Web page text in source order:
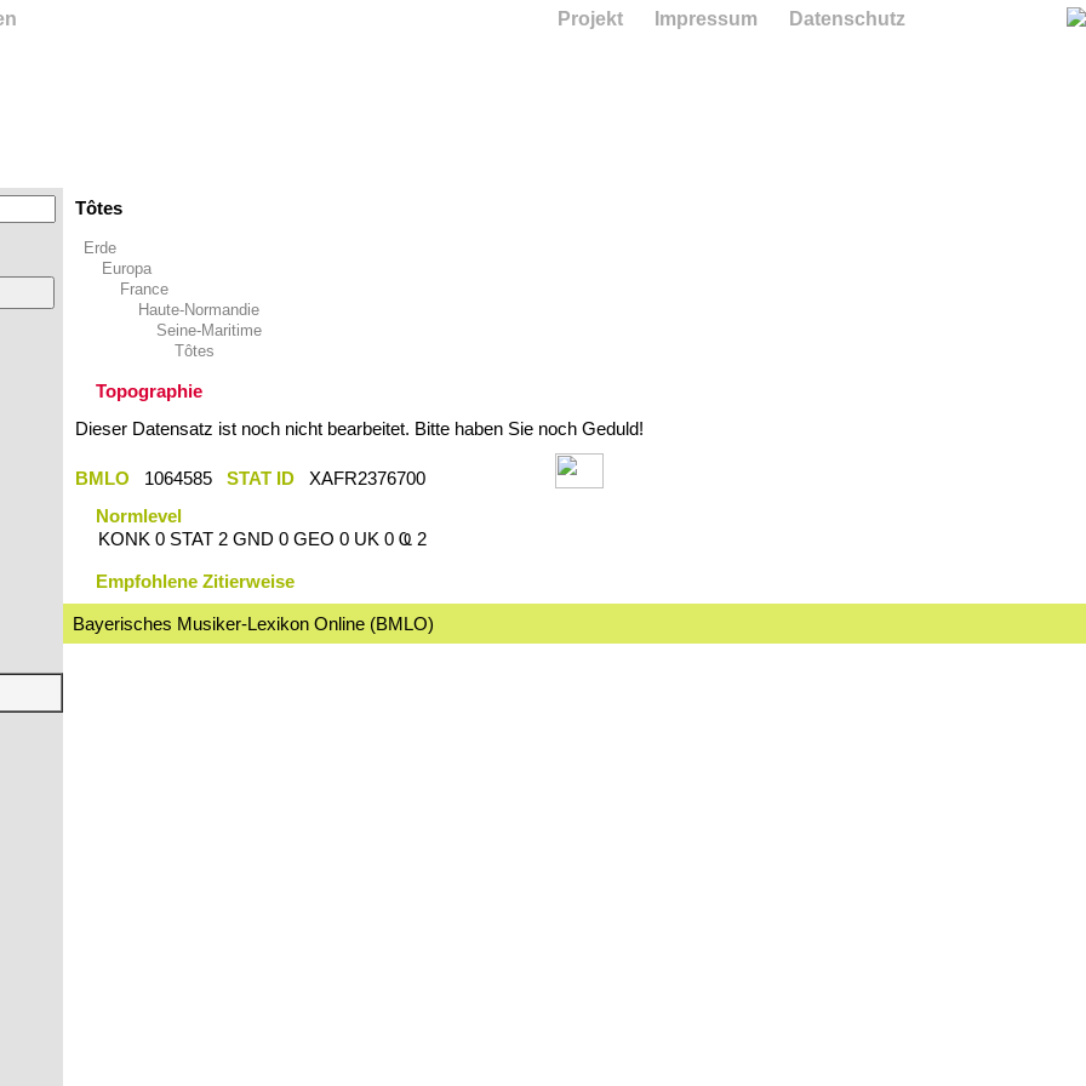
Tôtes
Erde
Europa
France
Haute-Normandie
Seine-Maritime
Tôtes
Topographie
Dieser Datensatz ist noch nicht bearbeitet. Bitte haben Sie noch Geduld!
BMLO 1064585 STAT ID
XAFR2376700
Normlevel
KONK 0 STAT 2 GND 0 GEO 0 UK 0 Ҩ 2
Empfohlene Zitierweise
Bayerisches Musiker-Lexikon Online (BMLO)
Projekt Impressum Datenschutz